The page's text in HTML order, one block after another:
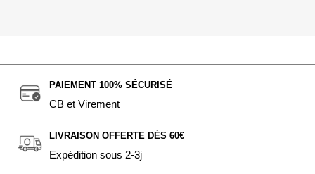
PAIEMENT 100% SÉCURISÉ
CB et Virement
LIVRAISON OFFERTE DÈS 60€
Expédition sous 2-3j